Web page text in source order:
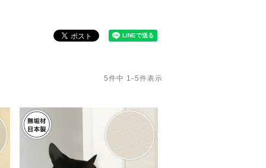
5件中 1-5件表示